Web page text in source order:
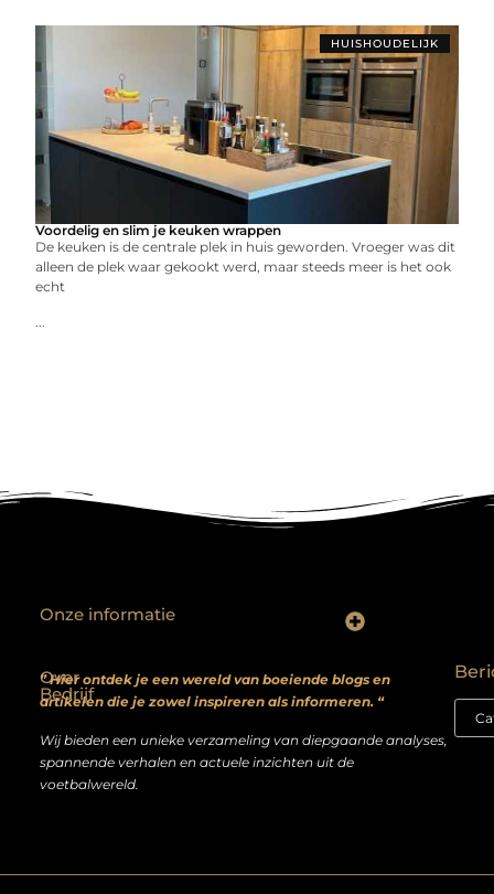
HUISHOUDELIJK
Voordelig en slim je keuken wrappen
De keuken is de centrale plek in huis geworden. Vroeger was dit
alleen de plek waar gekookt werd, maar steeds meer is het ook
echt
...
Over
Bedrijf
” Hier ontdek je een wereld van boeiende blogs en
artikelen die je zowel inspireren als informeren. “
Wij bieden een unieke verzameling van diepgaande analyses,
spannende verhalen en actuele inzichten uit de
voetbalwereld.
Onze informatie